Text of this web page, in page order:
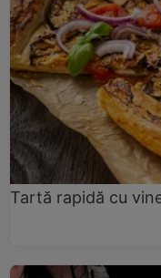
Tartă rapidă cu